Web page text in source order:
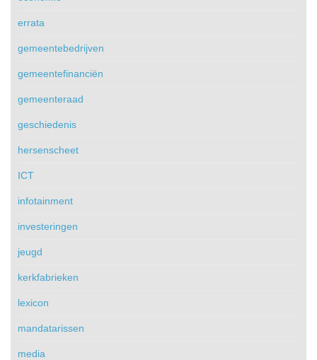
errata
gemeentebedrijven
gemeentefinanciën
gemeenteraad
geschiedenis
hersenscheet
ICT
infotainment
investeringen
jeugd
kerkfabrieken
lexicon
mandatarissen
media